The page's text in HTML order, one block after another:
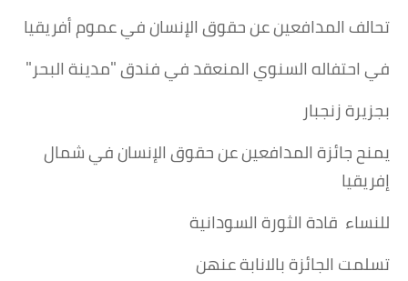
تحالف المدافعين عن حقوق الإنسان في عموم أفريقيا
في احتفاله السنوي المنعقد في فندق "مدينة البحر"
بجزيرة زنجبار
يمنح جائزة المدافعين عن حقوق الإنسان في شمال
إفريقيا
للنساء قادة الثورة السودانية
تسلمت الجائزة بالانابة عنهن